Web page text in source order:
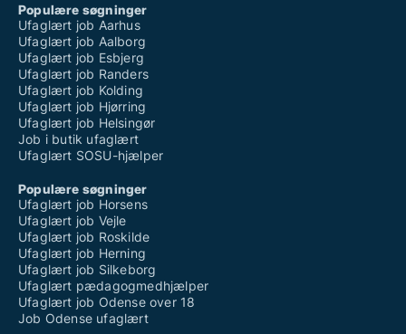
Populære søgninger
Ufaglært job Aarhus
Ufaglært job Aalborg
Ufaglært job Esbjerg
Ufaglært job Randers
Ufaglært job Kolding
Ufaglært job Hjørring
Ufaglært job Helsingør
Job i butik ufaglært
Ufaglært SOSU-hjælper
Populære søgninger
Ufaglært job Horsens
Ufaglært job Vejle
Ufaglært job Roskilde
Ufaglært job Herning
Ufaglært job Silkeborg
Ufaglært pædagogmedhjælper
Ufaglært job Odense over 18
Job Odense ufaglært